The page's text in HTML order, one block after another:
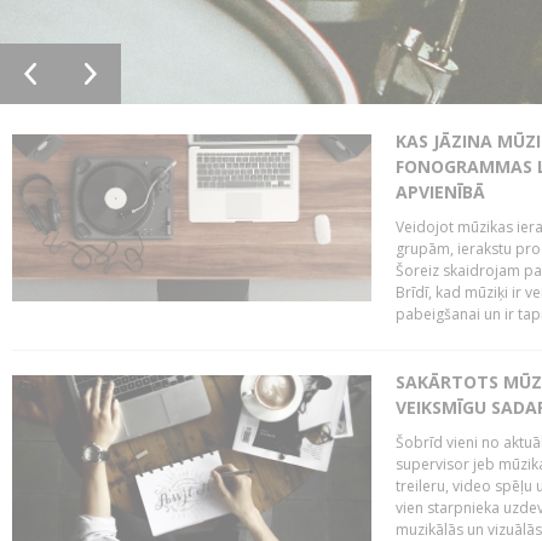
KAS JĀZINA
FONOGRAMMAS
APVIENĪBĀ
Veidojot mūzikas
grupām, ierakstu
Šoreiz skaidrojam
Brīdī, kad mūziķi ir
pabeigšanai un ir
SAKĀRTOTS
VEIKSMĪGU
Šobrīd vieni no
supervisor jeb
treileru, video spēļu
vien starpnieka
muzikālās un